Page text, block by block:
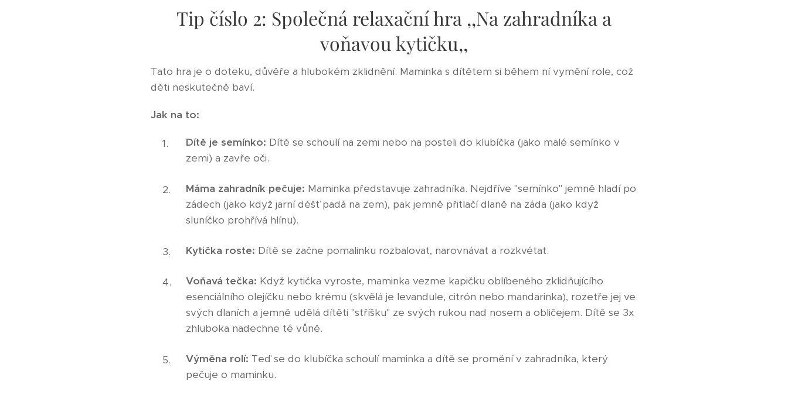
Tip číslo 2: Společná relaxační hra ,,Na zahradníka a
voňavou kytičku,,
Tato hra je o doteku, důvěře a hlubokém zklidnění. Maminka s dítětem si během ní vymění role, což
děti neskutečně baví.
Jak na to:
Dítě je semínko: Dítě se schoulí na zemi nebo na posteli do klubíčka (jako malé semínko v
zemi) a zavře oči.
Máma zahradník pečuje: Maminka představuje zahradníka. Nejdříve "semínko" jemně hladí po
zádech (jako když jarní déšť padá na zem), pak jemně přitlačí dlaně na záda (jako když
sluníčko prohřívá hlínu).
Kytička roste: Dítě se začne pomalinku rozbalovat, narovnávat a rozkvétat.
Voňavá tečka: Když kytička vyroste, maminka vezme kapičku oblíbeného zklidňujícího
esenciálního olejíčku nebo krému (skvělá je levandule, citrón nebo mandarinka), rozetře jej ve
svých dlaních a jemně udělá dítěti "stříšku" ze svých rukou nad nosem a obličejem. Dítě se 3x
zhluboka nadechne té vůně.
Výměna rolí: Teď se do klubíčka schoulí maminka a dítě se promění v zahradníka, který
pečuje o maminku.